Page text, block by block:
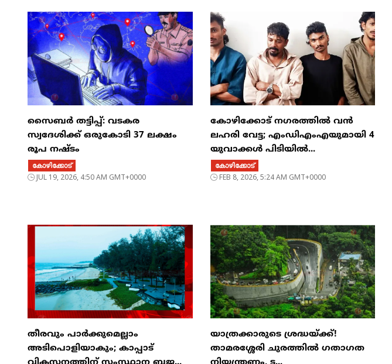
സൈബര്‍ തട്ടിപ്പ്: വടകര
സ്വദേശിക്ക് ഒരുകോടി 37 ലക്ഷം
രൂപ നഷ്ടം
കോഴിക്കോട്
JUL 19, 2026, 4:50 AM GMT+0000
കോഴിക്കോട് നഗരത്തിൽ വൻ
ലഹരി വേട്ട; എംഡിഎംഎയുമായി 4
യുവാക്കൾ പിടിയിൽ...
കോഴിക്കോട്
FEB 8, 2026, 5:24 AM GMT+0000
തീരവും പാർക്കുമെല്ലാം
അടിപൊളിയാകും; കാപ്പാട്
യാത്രക്കാരുടെ ശ്രദ്ധയ്ക്ക്!
താമരശ്ശേരി ചുരത്തിൽ ഗതാഗത